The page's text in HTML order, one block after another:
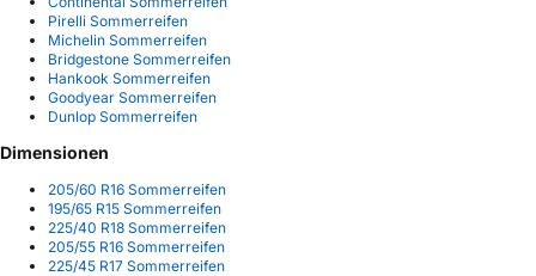
Pirelli Sommerreifen
Michelin Sommerreifen
Bridgestone Sommerreifen
Hankook Sommerreifen
Goodyear Sommerreifen
Dunlop Sommerreifen
Dimensionen
205/60 R16 Sommerreifen
195/65 R15 Sommerreifen
225/40 R18 Sommerreifen
205/55 R16 Sommerreifen
225/45 R17 Sommerreifen